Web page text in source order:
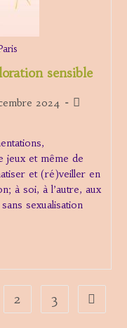
sensible
2024
Post
jeux et même de
et (ré)veiller en
à soi, à l’autre, aux
sexualisation
2 3 Aller à